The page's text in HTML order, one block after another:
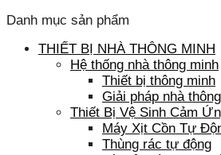
Danh mục sản phẩm
THIẾT BỊ NHÀ THÔNG MINH
Hệ thống nhà thông minh
Thiết bị thông minh
Giải pháp nhà
Thiết Bị Vệ Sinh Cảm
Máy Xịt Cồn Tự
Thùng rác tự động